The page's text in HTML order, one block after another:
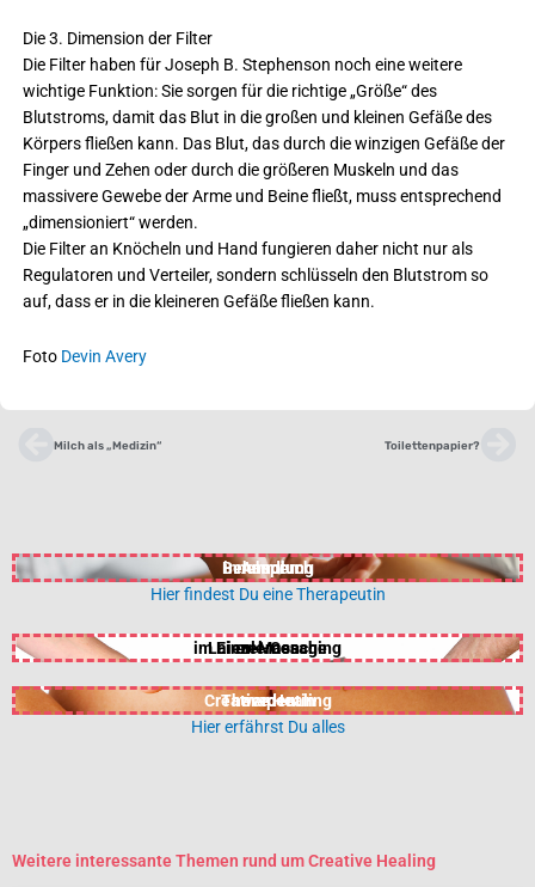
Die 3. Dimension der Filter
Die Filter haben für Joseph B. Stephenson noch eine weitere
wichtige Funktion: Sie sorgen für die richtige „Größe“ des
Blutstroms, damit das Blut in die großen und kleinen Gefäße des
Körpers fließen kann. Das Blut, das durch die winzigen Gefäße der
Finger und Zehen oder durch die größeren Muskeln und das
massivere Gewebe der Arme und Beine fließt, muss entsprechend
„dimensioniert“ werden.
Die Filter an Knöcheln und Hand fungieren daher nicht nur als
Regulatoren und Verteiler, sondern schlüsseln den Blutstrom so
auf, dass er in die kleineren Gefäße fließen kann.
Foto Devin Avery
Zurück
Milch als „Medizin“ Toilettenpapier?
Behandlung
in Anspruch
nehmen
Hier findest Du eine Therapeutin
Laien-Massage
im Einzel-Coaching
erlernen
Creative Healing
Therapeutin
werden
Hier erfährst Du alles
Weitere interessante Themen rund um Creative Healing